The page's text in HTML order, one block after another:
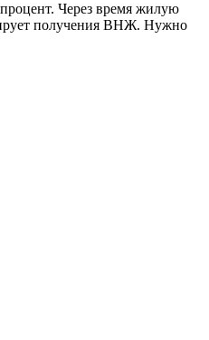
Через время жилую
получения ВНЖ. Нужно